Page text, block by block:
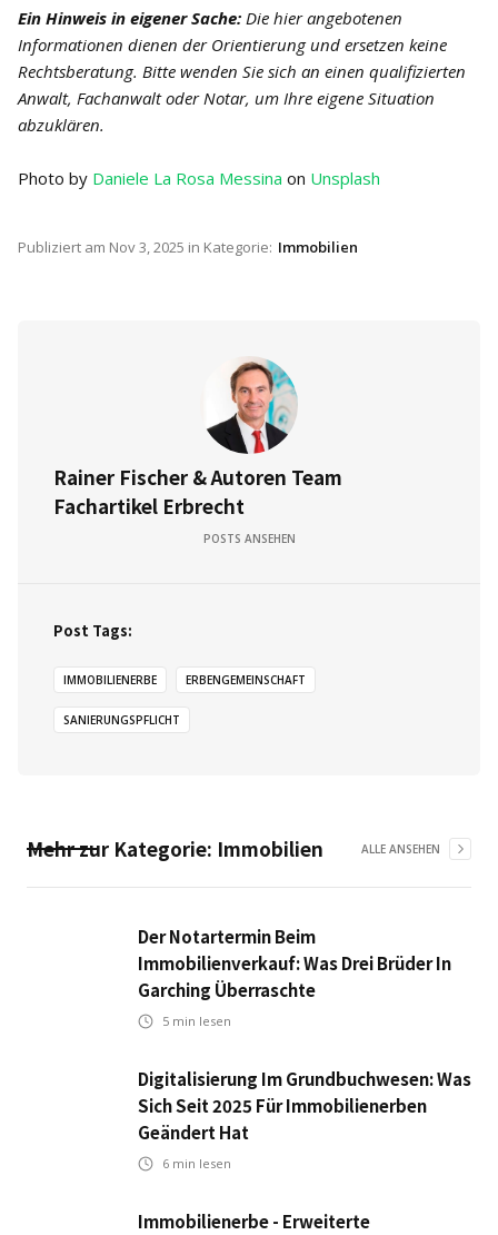
Ein Hinweis in eigener Sache: Die hier angebotenen
Informationen dienen der Orientierung und ersetzen keine
Rechtsberatung. Bitte wenden Sie sich an einen qualifizierten
Anwalt, Fachanwalt oder Notar, um Ihre eigene Situation
abzuklären.
Photo by Daniele La Rosa Messina on Unsplash
Publiziert am Nov 3, 2025 in Kategorie: Immobilien
Rainer Fischer & Autoren Team
Fachartikel Erbrecht
POSTS ANSEHEN
Post Tags:
IMMOBILIENERBE ERBENGEMEINSCHAFT
SANIERUNGSPFLICHT
Mehr zur Kategorie: Immobilien ALLE ANSEHEN
Der Notartermin Beim
Immobilienverkauf: Was Drei Brüder In
Garching Überraschte
5 min lesen
Digitalisierung Im Grundbuchwesen: Was
Sich Seit 2025 Für Immobilienerben
Geändert Hat
6 min lesen
Immobilienerbe - Erweiterte